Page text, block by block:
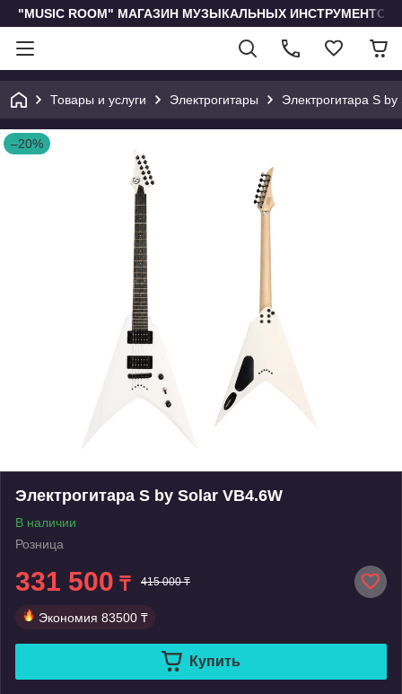
"MUSIC ROOM" МАГАЗИН МУЗЫКАЛЬНЫХ
Товары и услуги Электрогитары Электрогитара S
–20%
Электрогитара S by Solar VB4.6W
В наличии
Розница
331 500 ₸ 415 000 ₸
Экономия 83500 ₸
Купить